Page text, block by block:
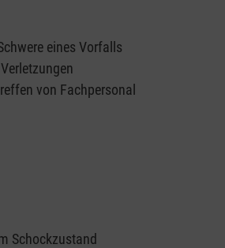
eines Vorfalls
von Fachpersonal
Schockzustand